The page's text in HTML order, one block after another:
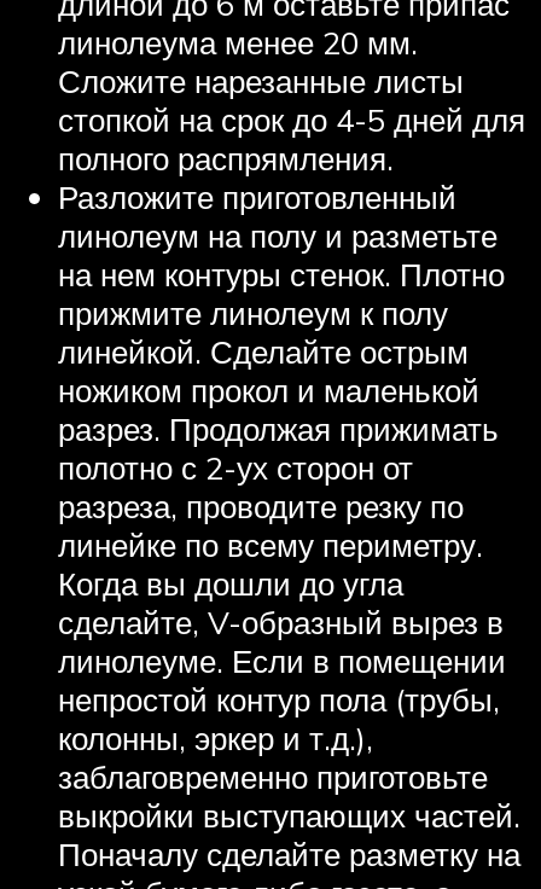
линолеума менее 20 мм.
Сложите нарезанные листы
стопкой на срок до 4-5 дней для
полного распрямления.
Разложите приготовленный
линолеум на полу и разметьте
на нем контуры стенок. Плотно
прижмите линолеум к полу
линейкой. Сделайте острым
ножиком прокол и маленькой
разрез. Продолжая прижимать
полотно с 2-ух сторон от
разреза, проводите резку по
линейке по всему периметру.
Когда вы дошли до угла
сделайте, V-образный вырез в
линолеуме. Если в помещении
непростой контур пола (трубы,
колонны, эркер и т.д.),
заблаговременно приготовьте
выкройки выступающих частей.
Поначалу сделайте разметку на